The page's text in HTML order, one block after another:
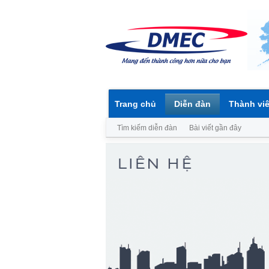
Trang chủ Diễn đàn
Tìm kiếm diễn đàn Bài viết gần đây
Thành